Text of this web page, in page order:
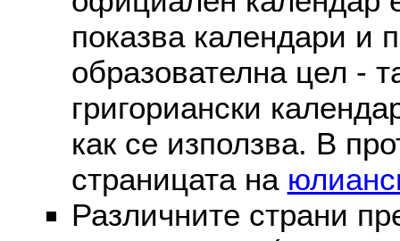
показва календари и
образователна цел -
григориански
как се използва. В
страницата на
Различните страни